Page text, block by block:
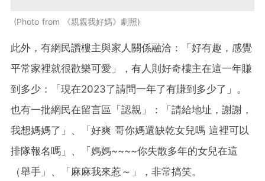
Photo from 《親親我好媽》劇照
此外，有網民讚樓主與家人關係融洽：「好有趣，感覺
平常家裡就很歡樂可愛」，有人則好奇樓主在這一年賺
到多少：「現在2023了請問一年了有賺到多少了」。
也有一批網民在留言區「認親」：「請給地址，謝謝，
我想媽媽了」、「好爽 哥你媽還缺乾女兒嗎 這裡可以
排隊報名嗎」、「媽媽~~~~你失散多年的女兒在這
（舉手」、「麻麻我來惹～」，非常搞笑。